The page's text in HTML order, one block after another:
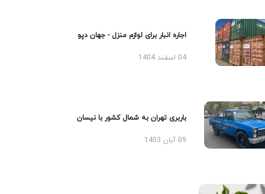
اجاره انبار برای لوازم منزل - جهان دپو
04 اسفند 1404
باربری تهران به شمال کشور با نیسان
09 آبان 1403